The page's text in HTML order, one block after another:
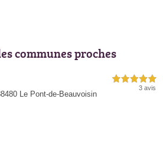
communes proches
Le Pont-de-Beauvoisin
5,0 étoiles sur 5
3 avis